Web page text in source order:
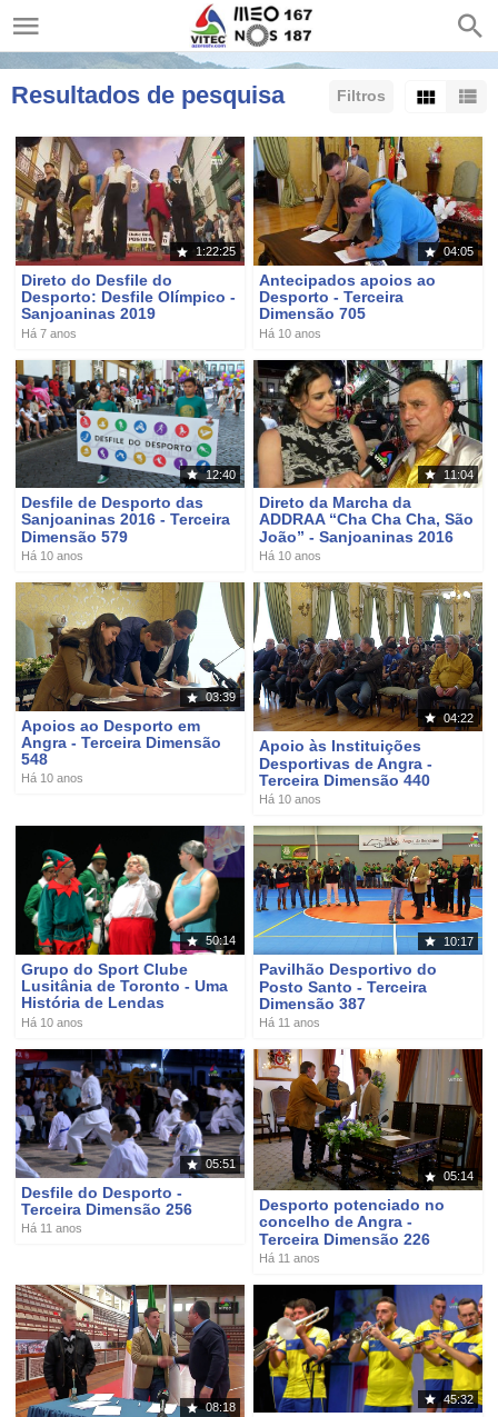
Filtros
Resultados de pesquisa
Ordenar por:
Mostrar:
Resultados/Página:
1:22:25
Direto do Desfile do
Desporto: Desfile Olímpico -
Sanjoaninas 2019
Há 7 anos
04:05
Antecipados apoios ao
Desporto - Terceira
Dimensão 705
Há 10 anos
12:40
Desfile de Desporto das
Sanjoaninas 2016 - Terceira
Dimensão 579
Há 10 anos
11:04
Direto da Marcha da
ADDRAA “Cha Cha Cha, São
João” - Sanjoaninas 2016
Há 10 anos
03:39
Apoios ao Desporto em
Angra - Terceira Dimensão
548
Há 10 anos
04:22
Apoio às Instituições
Desportivas de Angra -
Terceira Dimensão 440
Há 10 anos
50:14
Grupo do Sport Clube
Lusitânia de Toronto - Uma
História de Lendas
Há 10 anos
10:17
Pavilhão Desportivo do
Posto Santo - Terceira
Dimensão 387
Há 11 anos
05:51
Desfile do Desporto -
Terceira Dimensão 256
Há 11 anos
05:14
Desporto potenciado no
concelho de Angra -
Terceira Dimensão 226
Há 11 anos
08:18
45:32